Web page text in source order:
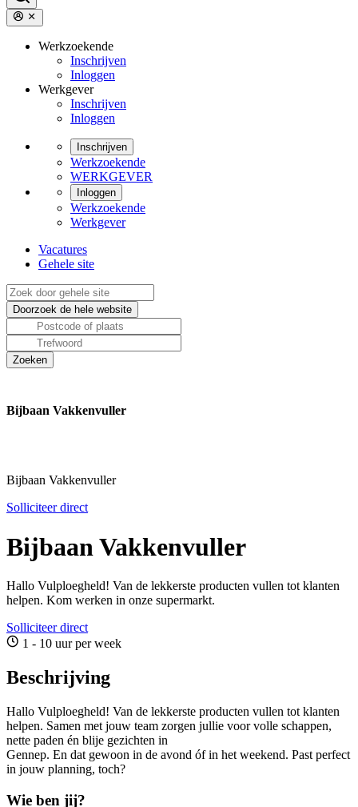
Werkzoekende
Inschrijven
Inloggen
Werkgever
Inschrijven
Inloggen
Inschrijven
Werkzoekende
WERKGEVER
Inloggen
Werkzoekende
Werkgever
Vacatures
Gehele site
Bijbaan Vakkenvuller
Bijbaan Vakkenvuller
Solliciteer direct
Bijbaan Vakkenvuller
Hallo Vulploegheld! Van de lekkerste producten vullen tot klanten
helpen. Kom werken in onze supermarkt.
Solliciteer direct
1 - 10 uur per week
Beschrijving
Hallo Vulploegheld! Van de lekkerste producten vullen tot klanten
helpen. Samen met jouw team zorgen jullie voor volle schappen,
nette paden én blije gezichten in
Gennep. En dat gewoon in de avond óf in het weekend. Past perfect
in jouw planning, toch?
Wie ben jij?